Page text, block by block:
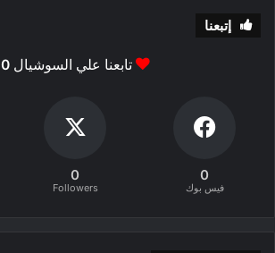
إتبعنا
تابعنا علي السوشيال0
0
فيس بوك
0
Followers